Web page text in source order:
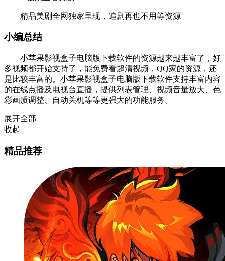
精品美剧全网独家呈现，追剧再也不用等资源
小编总结
小苹果影视盒子电脑版下载软件的资源越来越丰富了，好
多视频都开始支持了，能免费看超清视频，QQ家的资源，还
是比较丰富的。小苹果影视盒子电脑版下载软件支持丰富内容
的在线点播及电视台直播，提供列表管理、视频音量放大、色
彩画质调整、自动关机等等更强大的功能服务。
展开全部
收起
精品推荐